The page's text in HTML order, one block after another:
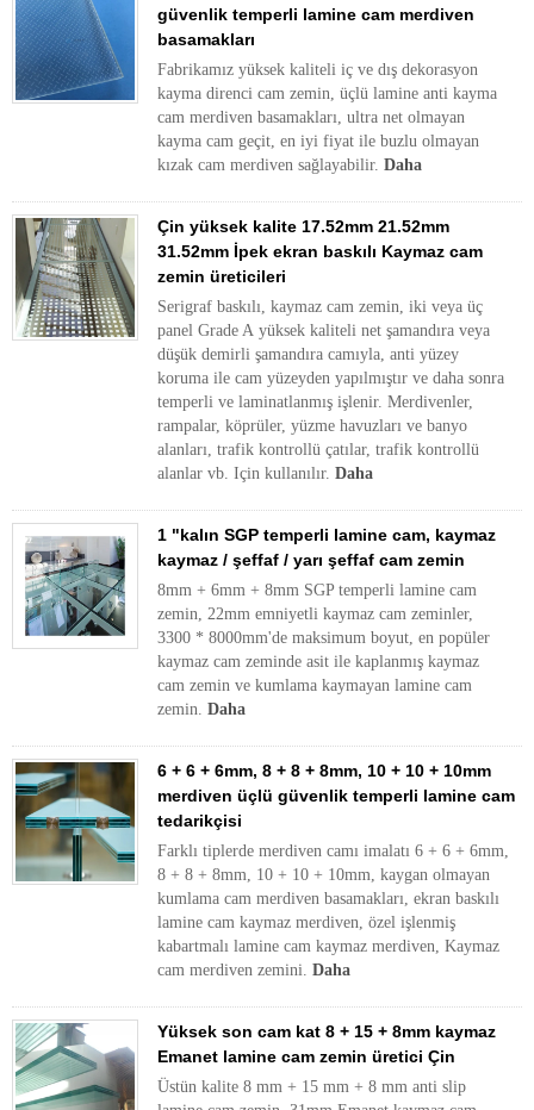
güvenlik temperli lamine cam merdiven
basamakları
Fabrikamız yüksek kaliteli iç ve dış dekorasyon
kayma direnci cam zemin, üçlü lamine anti kayma
cam merdiven basamakları, ultra net olmayan
kayma cam geçit, en iyi fiyat ile buzlu olmayan
kızak cam merdiven sağlayabilir. Daha
Çin yüksek kalite 17.52mm 21.52mm
31.52mm İpek ekran baskılı Kaymaz cam
zemin üreticileri
Serigraf baskılı, kaymaz cam zemin, iki veya üç
panel Grade A yüksek kaliteli net şamandıra veya
düşük demirli şamandıra camıyla, anti yüzey
koruma ile cam yüzeyden yapılmıştır ve daha sonra
temperli ve laminatlanmış işlenir. Merdivenler,
rampalar, köprüler, yüzme havuzları ve banyo
alanları, trafik kontrollü çatılar, trafik kontrollü
alanlar vb. Için kullanılır. Daha
1 "kalın SGP temperli lamine cam, kaymaz
kaymaz / şeffaf / yarı şeffaf cam zemin
8mm + 6mm + 8mm SGP temperli lamine cam
zemin, 22mm emniyetli kaymaz cam zeminler,
3300 * 8000mm'de maksimum boyut, en popüler
kaymaz cam zeminde asit ile kaplanmış kaymaz
cam zemin ve kumlama kaymayan lamine cam
zemin. Daha
6 + 6 + 6mm, 8 + 8 + 8mm, 10 + 10 + 10mm
merdiven üçlü güvenlik temperli lamine cam
tedarikçisi
Farklı tiplerde merdiven camı imalatı 6 + 6 + 6mm,
8 + 8 + 8mm, 10 + 10 + 10mm, kaygan olmayan
kumlama cam merdiven basamakları, ekran baskılı
lamine cam kaymaz merdiven, özel işlenmiş
kabartmalı lamine cam kaymaz merdiven, Kaymaz
cam merdiven zemini. Daha
Yüksek son cam kat 8 + 15 + 8mm kaymaz
Emanet lamine cam zemin üretici Çin
Üstün kalite 8 mm + 15 mm + 8 mm anti slip